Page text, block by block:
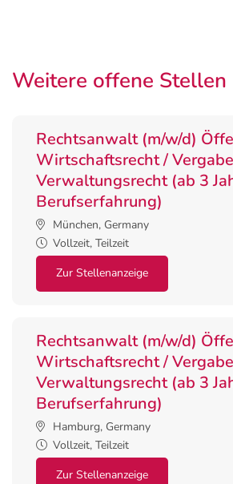
Weitere offene Stellen
Rechtsanwalt (m/w/d)
Wirtschaftsrecht /
Verwaltungsrecht (ab 3
Berufserfahrung)
München, Germany
Vollzeit, Teilzeit
Zur Stellenanzeige
Rechtsanwalt (m/w/d)
Wirtschaftsrecht /
Verwaltungsrecht (ab 3
Berufserfahrung)
Hamburg, Germany
Vollzeit, Teilzeit
Zur Stellenanzeige